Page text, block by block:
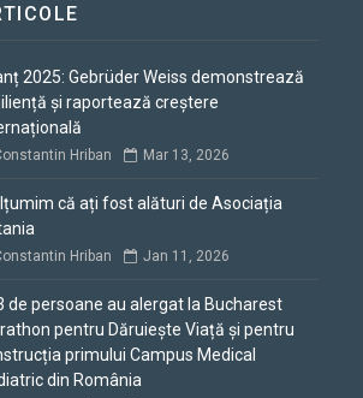
2025: Gebrüder Weiss demonstrează
și raportează creștere
Hriban Mar 13, 2026
că ați fost alături de Asociația
Hriban Jan 11, 2026
de persoane au alergat la Bucharest
pentru Dăruiește Viață și pentru
primului Campus Medical
din România